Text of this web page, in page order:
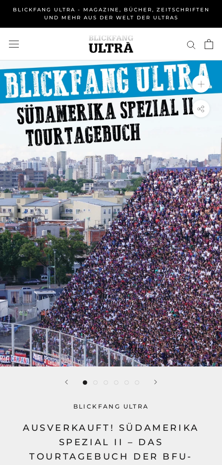
Inhalt
BLICKFANG ULTRA - MAGAZINE, BÜCHER, ZEITSCHRIFTEN
UND MEHR AUS DER WELT DER ULTRAS
BLICKFANG ULTRA
AUSVERKAUFT! SÜDAMERIKA
SPEZIAL II – DAS
TOURTAGEBUCH DER BFU-